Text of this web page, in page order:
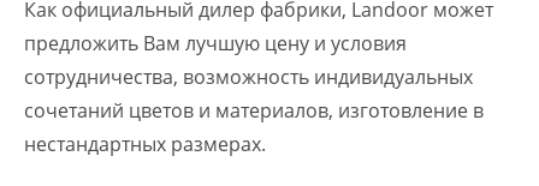
Как официальный дилер фабрики, Landoor может
предложить Вам лучшую цену и условия
сотрудничества, возможность индивидуальных
сочетаний цветов и материалов, изготовление в
нестандартных размерах.